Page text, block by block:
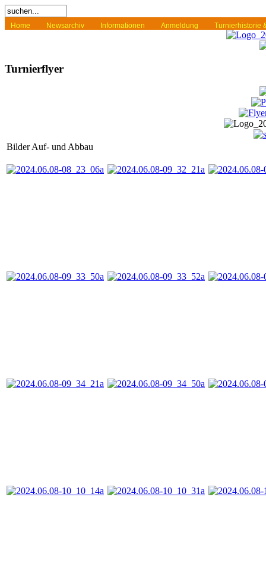
Home Newsarchiv Informationen Anmeldung Turnierhistorie
Turnierflyer
Bilder Auf- und Abbau